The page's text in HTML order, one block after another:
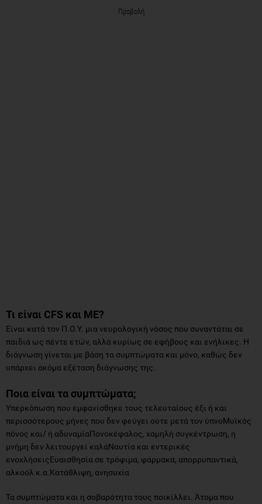
Προβολή
Τι είναι CFS και ME?
Είναι κατά τον Π.Ο.Υ. μια νευρολογική νόσος που συναντάται σε
παιδιά ως πέντε ετών, αλλά κυρίως σε εφήβους και ενήλικες. Η
διάγνωση γίνεται με βάση τα συμπτώματα και μόνο, καθώς δεν
υπάρχει ακόμα εξέταση διάγνωσης της.
Ποια είναι τα συμπτώματα;
Υπερκόπωση που εμφανίσθηκε τους τελευταίους έξι ή και
περισσότερους μήνες που δεν φεύγει ούτε μετά τον ύπνοΜυϊκός
πόνος και/ ή αδυναμίαΠονοκέφαλος, χαμηλή συγκέντρωση, η
μνήμη δεν λειτουργεί καλάΝαυτία και εντερικές
ενοχλήσειςΕυαισθησία σε τρόφιμα, φάρμακα, απορρυπαντικά,
αλκοόλ κ.α.Κατάθλιψη, ανησυχία
Τα συμπτώματα και η σοβαρότητα τους ποικίλλει. Άτομα που